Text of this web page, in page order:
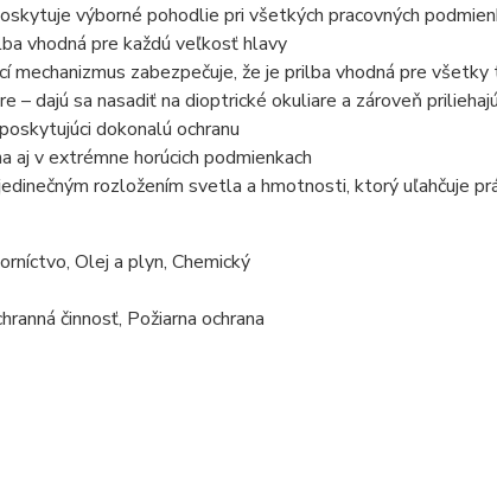
výborné pohodlie pri všetkých pracovných
vhodná pre každú veľkosť hlavy
mechanizmus zabezpečuje, že je prilba vhodná pre
– dajú sa nasadiť na dioptrické okuliare a zároveň
dokonalú ochranu
aj v extrémne horúcich podmienkach
rozložením svetla a hmotnosti, ktorý uľahčuje
Olej a plyn, Chemický
činnosť, Požiarna ochrana